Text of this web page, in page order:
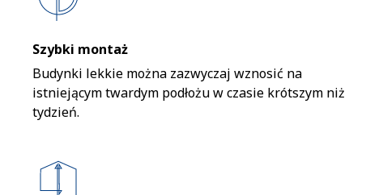
Szybki montaż
Budynki lekkie można zazwyczaj wznosić na
istniejącym twardym podłożu w czasie krótszym niż
tydzień.